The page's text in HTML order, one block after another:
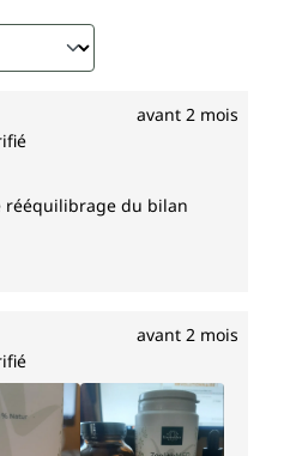
avant 2 mois
étoiles
rééquilibrage du bilan
avant 2 mois
5 étoiles